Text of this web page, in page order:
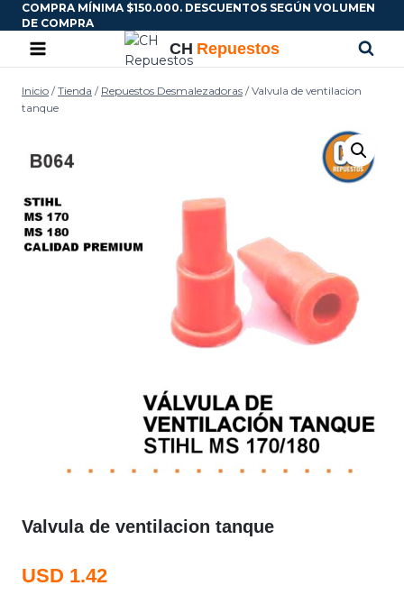
COMPRA MÍNIMA $150.000. DESCUENTOS SEGÚN VOLUMEN
DE COMPRA
Inicio / Tienda / Repuestos Desmalezadoras / Valvula de ventilacion
tanque
Valvula de ventilacion tanque
USD 1.42